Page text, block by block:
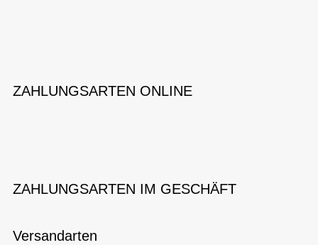
ZAHLUNGSARTEN ONLINE
ZAHLUNGSARTEN IM GESCHÄFT
Versandarten